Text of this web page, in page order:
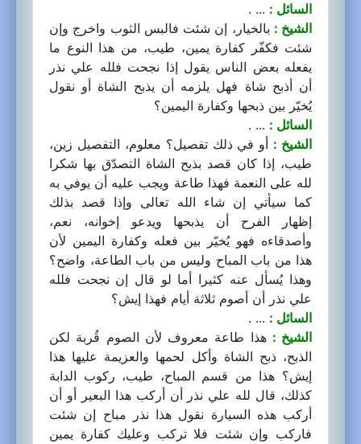
السائل : ... .
الشيخ : بالخيار، إن شئت فالبس الثوب واخرج وإن
شئت فكفّر كفارة يمين، طيب، من هذا النوع ما
يفعله بعض الناس يقول إذا نجحت فلله علي نذر
أن أذبح شاة فهل يلزمه أن يذبح الشاة أو نقول
يُخيّر بين ذبحها وكفارة اليمين؟
السائل : ... .
الشيخ : أو في ذلك تفصيل؟ معلوم، التفصيل زين،
طيب، إذا كان قصد بذبح الشاة التصدّق بها شكرا
لله على النعمة فهذا طاعة ويجب عليه أن يوفي به
كما سيأتي إن شاء الله تعالى وإذا قصد بذلك
إظهار الفرح أن يذبحها ويدعو إخوانه، نعم،
وأصدقاءه فهو يُخيّر بين فعله وكفارة اليمين لأن
هذا من باب المباح وليس من باب الطاعة، واضح؟
وهذا يُسأل عنه كثيرا أما لو قال إن نجحت فلله
علي نذر أن أصوم ثلاثة أيام فهذا إيش؟
السائل : ... .
الشيخ : هذا طاعة معروف لأن الصوم قُربة لكن
الذبح، ذبح الشاة وأكل لحمها والعزيمة عليها هذا
إيش؟ هذا من قسم المباح، طيب، ركوب الدابة
كذلك، قال لله علي نذر أن أركب هذا البعير أو أن
أركب هذه السيارة نقول هذا نذر مباح إن شئت
فاركب وإن شئت فلا تركب وعليك كفارة يمين